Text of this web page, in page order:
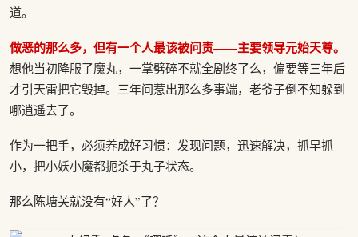
道。
做恶的那么多，但有一个人最该被问责——主要领导元始天尊。
想他当初降服了魔丸，一掌劈碎不就全剧终了么，偏要等三年后
才引天雷把它毁掉。三年间惹出那么多事端，老爷子倒不知躲到
哪逍遥去了。
作为一把手，必须养成好习惯：发现问题，迅速解决，抓早抓
小，把小妖小魔都扼杀于丸子状态。
那么陈塘关就没有“好人”了？